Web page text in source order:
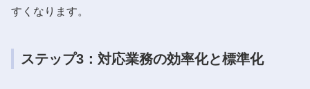
すくなります。
ステップ3：対応業務の効率化と標準化